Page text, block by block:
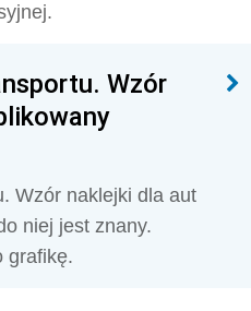
Wzór
Wzór naklejki dla aut
niej jest znany.
grafikę.